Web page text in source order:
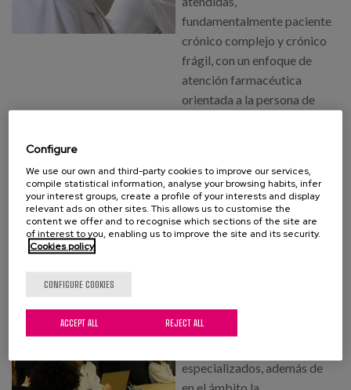
fundamentalmente paciente
crónico complejo y crónico
frágil, con un enfoque de
atención farmacéutica
orientada a la persona de
READ MOREABOUT
ATENCIÓN
FARMACÉUTICA
Los profesionales del
Servicio de Farmacia
especializados, además de
Configure
We use our own and third-party cookies to improve our services,
compile statistical information, analyse your browsing habits, infer
your interest groups, create a profile of your interests and display
relevant ads on other sites. This allows us to customise the
content we offer and to recognise which sections of the site are
of interest to you, enabling us to improve the site and its security.
Cookies policy
CONFIGURE COOKIES
REJECT ALL
ACCEPT ALL